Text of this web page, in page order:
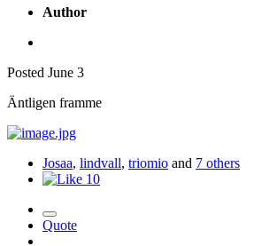
Author
Posted June 3
Äntligen framme
Josaa, lindvall, triomio and 7 others
10
Quote